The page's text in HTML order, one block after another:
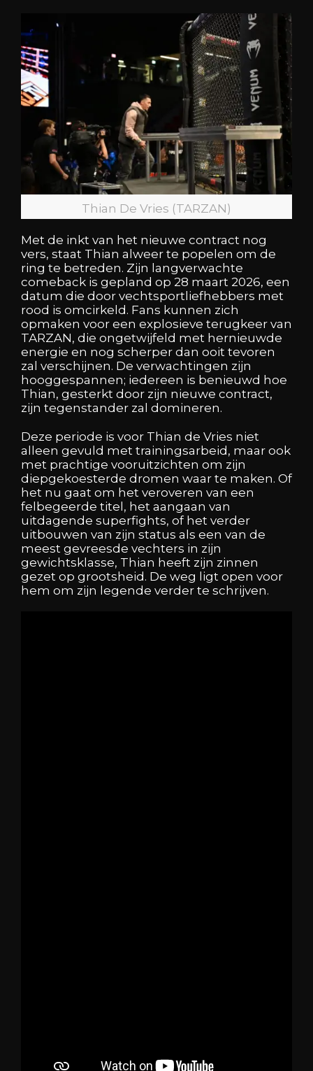
Thian De Vries (TARZAN)
Met de inkt van het nieuwe contract nog
vers, staat Thian alweer te popelen om de
ring te betreden. Zijn langverwachte
comeback is gepland op 28 maart 2026, een
datum die door vechtsportliefhebbers met
rood is omcirkeld. Fans kunnen zich
opmaken voor een explosieve terugkeer van
TARZAN, die ongetwijfeld met hernieuwde
energie en nog scherper dan ooit tevoren
zal verschijnen. De verwachtingen zijn
hooggespannen; iedereen is benieuwd hoe
Thian, gesterkt door zijn nieuwe contract,
zijn tegenstander zal domineren.
Deze periode is voor Thian de Vries niet
alleen gevuld met trainingsarbeid, maar ook
met prachtige vooruitzichten om zijn
diepgekoesterde dromen waar te maken. Of
het nu gaat om het veroveren van een
felbegeerde titel, het aangaan van
uitdagende superfights, of het verder
uitbouwen van zijn status als een van de
meest gevreesde vechters in zijn
gewichtsklasse, Thian heeft zijn zinnen
gezet op grootsheid. De weg ligt open voor
hem om zijn legende verder te schrijven.